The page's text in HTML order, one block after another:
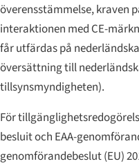
överensstämmelse, kraven
interaktionen med CE-
får utfärdas på
översättning till
tillsynsmyndigheten).
För
besluit och EAA-
genomförandebeslut (EU)